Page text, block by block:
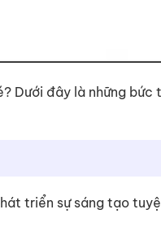
Dưới đây là những bức
triển sự sáng tạo